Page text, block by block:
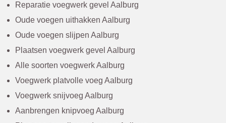
Reparatie voegwerk gevel Aalburg
Oude voegen uithakken Aalburg
Oude voegen slijpen Aalburg
Plaatsen voegwerk gevel Aalburg
Alle soorten voegwerk Aalburg
Voegwerk platvolle voeg Aalburg
Voegwerk snijvoeg Aalburg
Aanbrengen knipvoeg Aalburg